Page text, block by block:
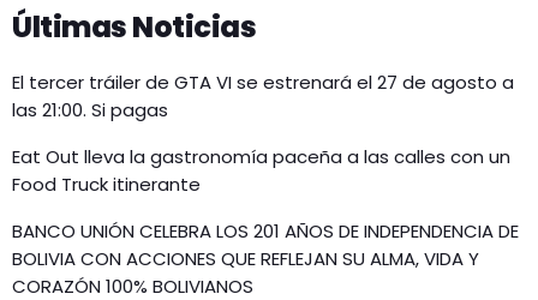
Últimas Noticias
El tercer tráiler de GTA VI se estrenará el 27 de agosto a
las 21:00. Si pagas
Eat Out lleva la gastronomía paceña a las calles con un
Food Truck itinerante
BANCO UNIÓN CELEBRA LOS 201 AÑOS DE INDEPENDENCIA DE
BOLIVIA CON ACCIONES QUE REFLEJAN SU ALMA, VIDA Y
CORAZÓN 100% BOLIVIANOS